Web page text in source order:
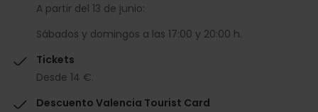
A partir del 13 de junio:
Sábados y domingos a las 17:00 y 20:00 h.
Tickets
Desde 14 €.
Descuento Valencia Tourist Card